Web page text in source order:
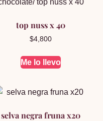
top nuss x 40
$4,800
Me lo llevo
selva negra fruna x20